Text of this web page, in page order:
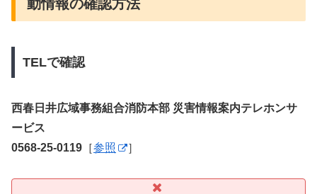
動情報の確認方法
TELで確認
西春日井広域事務組合消防本部 災害情報案内テレホンサ
ービス
0568-25-0119 ［参照 ］